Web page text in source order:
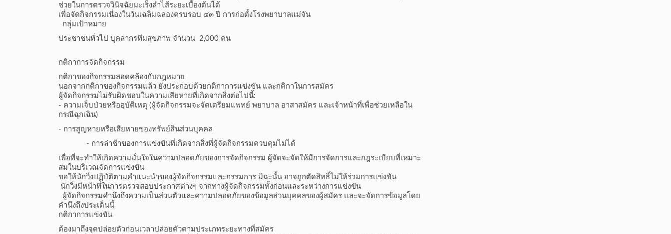
ช่วยในการตรวจวินิจฉัยมะเร็งลำไส้ระยะเบื้องต้นได้
เพื่อจัดกิจกรรมเนื่องในวันเฉลิมฉลองครบรอบ ๔๓ ปี การก่อตั้งโรงพยาบาลแม่จัน
กลุ่มเป้าหมาย
ประชาชนทั่วไป บุคลากรทีมสุขภาพ จำนวน 2,000 คน
กติกาการจัดกิจกรรม
กติกาของกิจกรรมสอดคล้องกับกฎหมาย
นอกจากกติกาของกิจกรรมแล้ว ยังประกอบด้วยกติกาการแข่งขัน และกติกาในการสมัคร
ผู้จัดกิจกรรมไม่รับผิดชอบในความเสียหายที่เกิดจากสิ่งต่อไปนี้:
- ความเจ็บป่วยหรืออุบัติเหตุ (ผู้จัดกิจกรรมจะจัดเตรียมแพทย์ พยาบาล อาสาสมัคร และเจ้าหน้าที่เพื่อช่วยเหลือใน
กรณีฉุกเฉิน)
- การสูญหายหรือเสียหายของทรัพย์สินส่วนบุคคล
- การล่าช้าของการแข่งขันที่เกิดจากสิ่งที่ผู้จัดกิจกรรมควบคุมไม่ได้
เพื่อที่จะทำให้เกิดความมั่นใจในความปลอดภัยของการจัดกิจกรรม ผู้จัดจะจัดให้มีการจัดการและกฎระเบียบที่เหมาะ
สมในบริเวณจัดการแข่งขัน
ขอให้นักวิ่งปฏิบัติตามคำแนะนำของผู้จัดกิจกรรมและกรรมการ มิฉะนั้น อาจถูกตัดสิทธิ์ไม่ให้ร่วมการแข่งขัน
นักวิ่งมีหน้าที่ในการตรวจสอบประกาศต่างๆ จากทางผู้จัดกิจกรรมทั้งก่อนและระหว่างการแข่งขัน
ผู้จัดกิจกรรมคำนึงถึงความเป็นส่วนตัวและความปลอดภัยของข้อมูลส่วนบุคคลของผู้สมัคร และจะจัดการข้อมูลโดย
คำนึงถึงประเด็นนี้
กติกาการแข่งขัน
ต้องมาถึงจุดปล่อยตัวก่อนเวลาปล่อยตัวตามประเภทระยะทางที่สมัคร